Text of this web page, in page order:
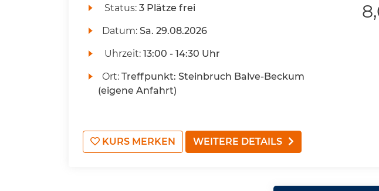
Status: 3 Plätze frei
Datum: Sa. 29.08.2026
Uhrzeit: 13:00 - 14:30 Uhr
Ort: Treffpunkt: Steinbruch Balve-Beckum
(eigene Anfahrt)
KURS MERKEN WEITERE DETAILS